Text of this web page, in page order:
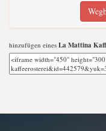
hinzufügen eines La Mattina